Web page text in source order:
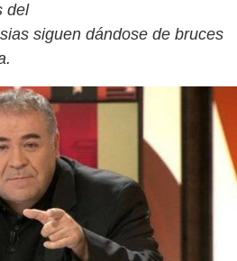
del
siguen dándose de bruces